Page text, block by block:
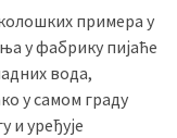
примера у
у фабрику пијаће
вода,
у самом граду
и уређује